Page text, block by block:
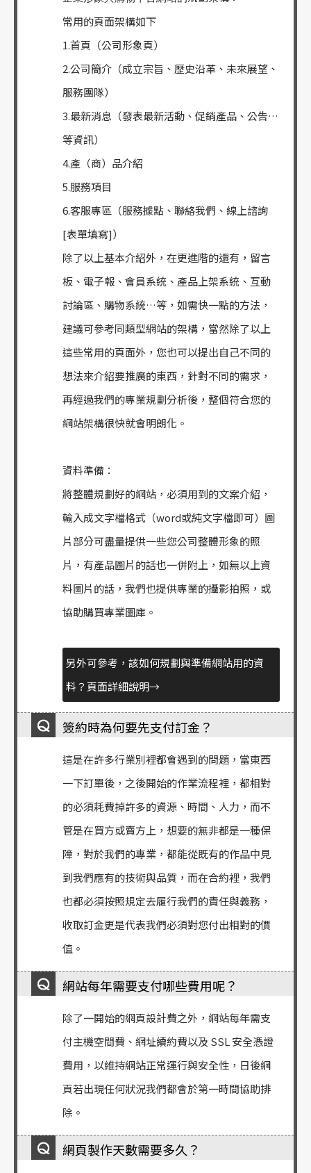
常用的頁面架構如下
1.首頁（公司形象頁）
2.公司簡介（成立宗旨、歷史沿革、未來展望、
服務團隊）
3.最新消息（發表最新活動、促銷產品、公告…
等資訊）
4.產（商）品介紹
5.服務項目
6.客服專區（服務據點、聯絡我們、線上諮詢
[表單填寫]）
除了以上基本介紹外，在更進階的還有，留言
板、電子報、會員系統、產品上架系統、互動
討論區、購物系統…等，如需快一點的方法，
建議可參考同類型網站的架構，當然除了以上
這些常用的頁面外，您也可以提出自己不同的
想法來介紹要推廣的東西，針對不同的需求，
再經過我們的專業規劃分析後，整個符合您的
網站架構很快就會明朗化。
資料準備：
將整體規劃好的網站，必須用到的文案介紹，
輸入成文字檔格式（word或純文字檔即可）圖
片部分可盡量提供一些您公司整體形象的照
片，有產品圖片的話也一併附上，如無以上資
料圖片的話，我們也提供專業的攝影拍照，或
協助購買專業圖庫。
另外可參考，該如何規劃與準備網站用的資
料？頁面詳細說明→
簽約時為何要先支付訂金？
這是在許多行業別裡都會遇到的問題，當東西
一下訂單後，之後開始的作業流程裡，都相對
的必須耗費掉許多的資源、時間、人力，而不
管是在買方或賣方上，想要的無非都是一種保
障，對於我們的專業，都能從既有的作品中見
到我們應有的技術與品質，而在合約裡，我們
也都必須按照規定去履行我們的責任與義務，
收取訂金更是代表我們必須對您付出相對的價
值。
網站每年需要支付哪些費用呢？
除了一開始的網頁設計費之外，網站每年需支
付主機空間費、網址續約費以及 SSL 安全憑證
費用，以維持網站正常運行與安全性，日後網
頁若出現任何狀況我們都會於第一時間協助排
除。
網頁製作天數需要多久？